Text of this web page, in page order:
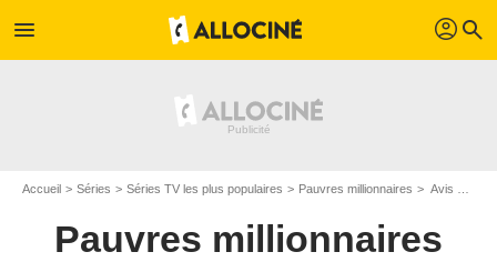
menu profil search
Accueil Séries Séries TV les plus populaires Pauvres millionnaires Avis Pauvres millionnaires
Pauvres millionnaires